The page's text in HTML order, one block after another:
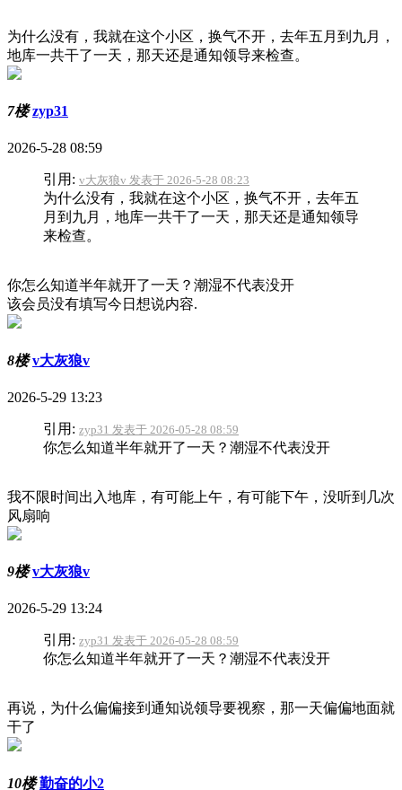
为什么没有，我就在这个小区，换气不开，去年五月到九月，
地库一共干了一天，那天还是通知领导来检查。
7楼 zyp31
2026-5-28 08:59
引用: v大灰狼v 发表于 2026-5-28 08:23
为什么没有，我就在这个小区，换气不开，去年五
月到九月，地库一共干了一天，那天还是通知领导
来检查。
你怎么知道半年就开了一天？潮湿不代表没开
该会员没有填写今日想说内容.
8楼 v大灰狼v
2026-5-29 13:23
引用: zyp31 发表于 2026-05-28 08:59
你怎么知道半年就开了一天？潮湿不代表没开
我不限时间出入地库，有可能上午，有可能下午，没听到几次
风扇响
9楼 v大灰狼v
2026-5-29 13:24
引用: zyp31 发表于 2026-05-28 08:59
你怎么知道半年就开了一天？潮湿不代表没开
再说，为什么偏偏接到通知说领导要视察，那一天偏偏地面就
干了
10楼 勤奋的小2